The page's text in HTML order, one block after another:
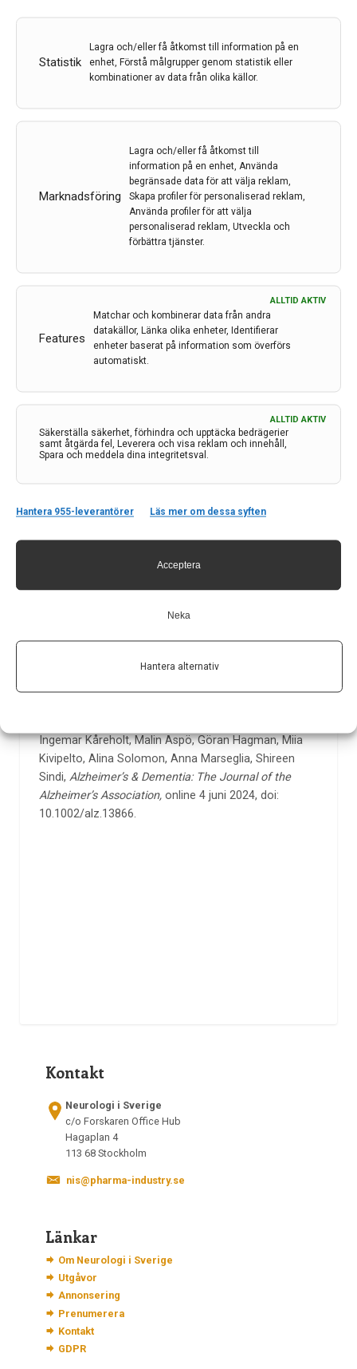
Statistik
Lagra och/eller få åtkomst till information på en
enhet, Förstå målgrupper genom statistik eller
kombinationer av data från olika källor.
Marknadsföring
Lagra och/eller få åtkomst till
information på en enhet, Använda
begränsade data för att välja reklam,
Skapa profiler för personaliserad reklam,
Använda profiler för att välja
personaliserad reklam, Utveckla och
förbättra tjänster.
Features
ALLTID AKTIV
Matchar och kombinerar data från andra
datakällor, Länka olika enheter, Identifierar
enheter baserat på information som överförs
automatiskt.
Säkerställa säkerhet, förhindra och upptäcka bedrägerier
samt åtgärda fel, Leverera och visa reklam och innehåll,
Spara och meddela dina integritetsval.
ALLTID AKTIV
Hantera 955-leverantörer Läs mer om dessa syften
Acceptera
Neka
Hantera alternativ
Resultaten visar att en större kognitiv reserv var
forskning tyder på att mindfulness-övningar och
meditation kan minska kortisolnivåerna och förbättra
kognitionen. Olika strategier för stresshantering skulle
kunna vara ett bra komplement till befintliga
livsstilsinterventioner för att förebygga Alzheimers
sjukdom, säger studiens förstaförfattare Manasa
Eftersom det var relativt få studiedeltagare är det
svårt att dra säkra slutsatser om sambanden, men
resultaten är generaliserbara till liknande
forskarna för sömnläkemedel, men de tog inte
hänsyn till andra aspekter av sömn som kan påverka
kognitionen.
påverkar den kognitiva reserven hos patienter på
minnesmottagningar, säger Manasa Shanta
Stockholm (ALF-medel). Det finns inga rapporterade
intressekonflikter.
”Cognitive reserve, cortisol, and
Ingemar Kåreholt, Malin Aspö, Göran Hagman, Miia
Kivipelto, Alina Solomon, Anna Marseglia, Shireen
Sindi, Alzheimer’s & Dementia: The Journal of the
Alzheimer’s Association, online 4 juni 2024, doi:
10.1002/alz.13866.
Kontakt
Neurologi i Sverige
c/o Forskaren Office Hub
Hagaplan 4
113 68 Stockholm
nis@pharma-industry.se
Länkar
Om Neurologi i Sverige
Utgåvor
Annonsering
Prenumerera
Kontakt
GDPR